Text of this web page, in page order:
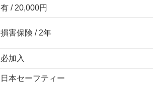
有 / 20,000円
損害保険 / 2年
必加入
日本セーフティー